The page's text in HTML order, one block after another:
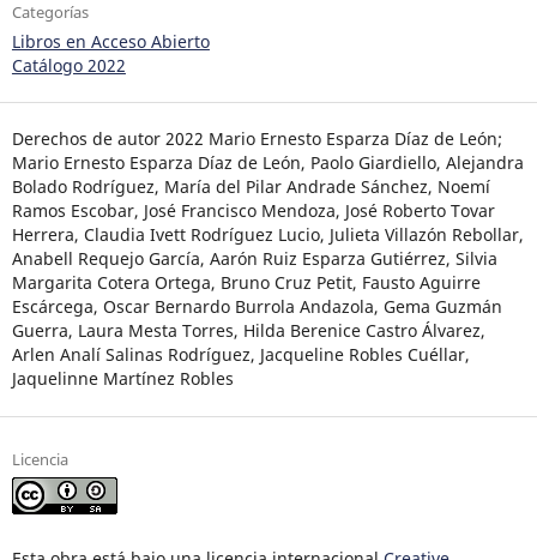
Categorías
Libros en Acceso Abierto
Catálogo 2022
Derechos de autor 2022 Mario Ernesto Esparza Díaz de León;
Mario Ernesto Esparza Díaz de León, Paolo Giardiello, Alejandra
Bolado Rodríguez, María del Pilar Andrade Sánchez, Noemí
Ramos Escobar, José Francisco Mendoza, José Roberto Tovar
Herrera, Claudia Ivett Rodríguez Lucio, Julieta Villazón Rebollar,
Anabell Requejo García, Aarón Ruiz Esparza Gutiérrez, Silvia
Margarita Cotera Ortega, Bruno Cruz Petit, Fausto Aguirre
Escárcega, Oscar Bernardo Burrola Andazola, Gema Guzmán
Guerra, Laura Mesta Torres, Hilda Berenice Castro Álvarez,
Arlen Analí Salinas Rodríguez, Jacqueline Robles Cuéllar,
Jaquelinne Martínez Robles
Licencia